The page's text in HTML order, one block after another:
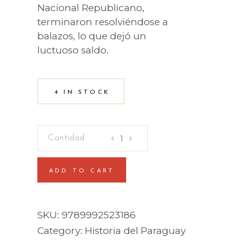
Nacional Republicano,
terminaron resolviéndose a
balazos, lo que dejó un
luctuoso saldo.
4 IN STOCK
y
Política-
en
el
ADD TO CART
SKU: 9789992523186
Category: Historia del Paraguay